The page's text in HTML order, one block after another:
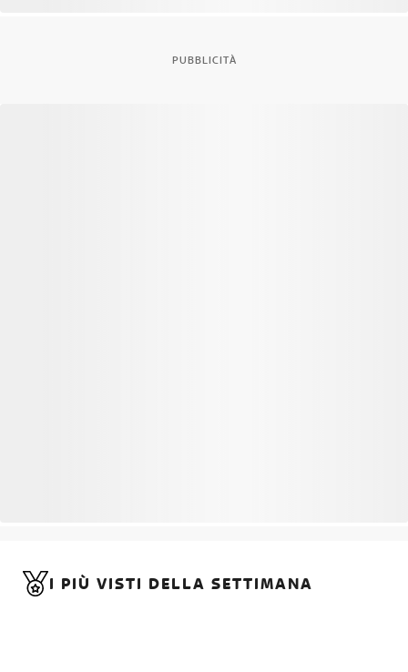
PUBBLICITÀ
I PIÙ VISTI DELLA SETTIMANA